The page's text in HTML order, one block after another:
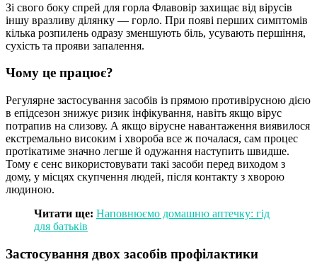
Зі свого боку спрей для горла Флавовір захищає від вірусів
іншу вразливу ділянку — горло. При появі перших симптомів
кілька розпилень одразу зменшують біль, усувають першіння,
сухість та прояви запалення.
Чому це працює?
Регулярне застосування засобів із прямою противірусною дією
в епідсезон знижує ризик інфікування, навіть якщо вірус
потрапив на слизову. А якщо вірусне навантаження виявилося
екстремально високим і хвороба все ж почалася, сам процес
протікатиме значно легше й одужання наступить швидше.
Тому є сенс використовувати такі засоби перед виходом з
дому, у місцях скупчення людей, після контакту з хворою
людиною.
Читати ще: Наповнюємо домашню аптечку: гід
для батьків
Застосування двох засобів профілактики